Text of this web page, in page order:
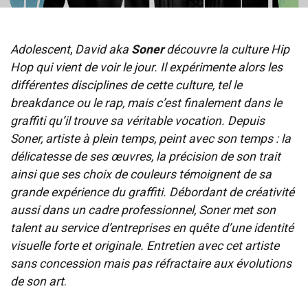
Adolescent, David aka Sonerdécouvre la culture Hip
Hop qui vient de voir le jour. Il expérimente alors les
différentes disciplines de cette culture, tel le
breakdance ou le rap, mais c’est finalement dans le
graffiti qu’il trouve sa véritable vocation. Depuis
Soner, artiste à plein temps, peint avec son temps : la
délicatesse de ses œuvres, la précision de son trait
ainsi que ses choix de couleurs témoignent de sa
grande expérience du graffiti. Débordant de créativité
aussi dans un cadre professionnel, Soner met son
talent au service d’entreprises en quête d’une identité
visuelle forte et originale. Entretien avec cet artiste
sans concession mais pas réfractaire aux évolutions
de son art.